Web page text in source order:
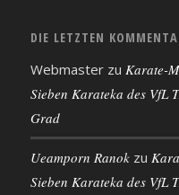
DIE LETZTEN
Webmasterzu Karate-
Sieben Karateka des VfL
Grad
Ueamporn Ranokzu
Sieben Karateka des VfL